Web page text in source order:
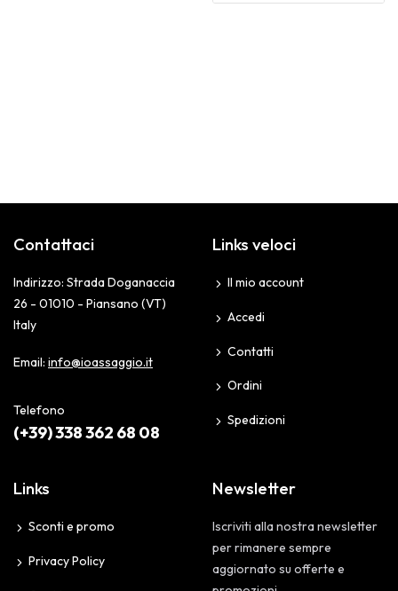
Contattaci
Indirizzo: Strada Doganaccia
26 - 01010 - Piansano (VT)
Italy
Email: info@ioassaggio.it
Telefono
(+39) 338 362 68 08
Links veloci
Il mio account
Accedi
Contatti
Ordini
Spedizioni
Links
Sconti e promo
Privacy Policy
Newsletter
Iscriviti alla nostra newsletter
per rimanere sempre
aggiornato su offerte e